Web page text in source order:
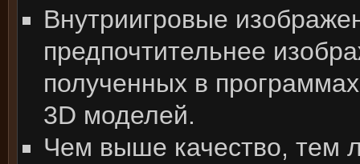
Внутриигровые
предпочтительнее
полученных в
3D моделей.
Чем выше качество, тем